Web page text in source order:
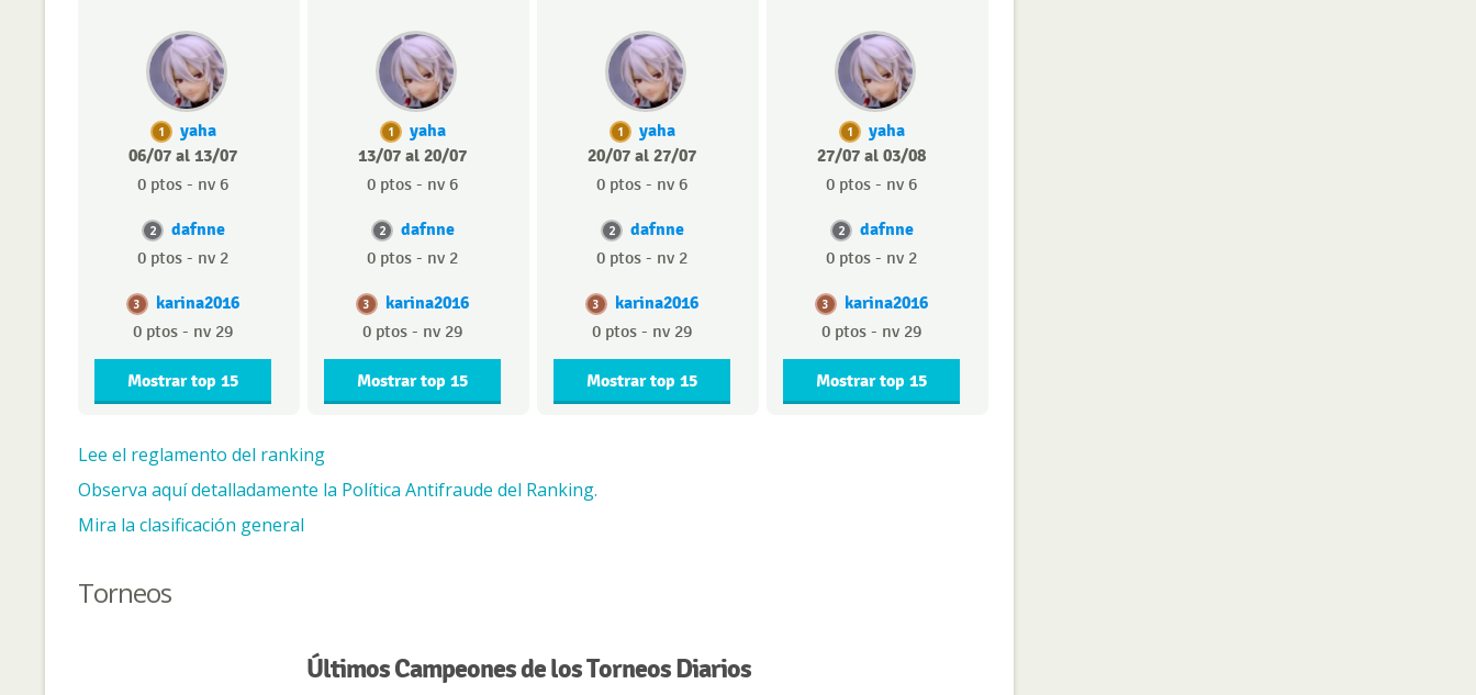
1
yaha
06/07 al 13/07
0 ptos - nv 6
2 dafnne
0 ptos - nv 2
3 karina2016
0 ptos - nv 29
Mostrar top 15
1
yaha
13/07 al 20/07
0 ptos - nv 6
2 dafnne
0 ptos - nv 2
3 karina2016
0 ptos - nv 29
Mostrar top 15
1
yaha
20/07 al 27/07
0 ptos - nv 6
2 dafnne
0 ptos - nv 2
3 karina2016
0 ptos - nv 29
Mostrar top 15
1
yaha
27/07 al 03/08
0 ptos - nv 6
2 dafnne
0 ptos - nv 2
3 karina2016
0 ptos - nv 29
Mostrar top 15
Lee el reglamento del ranking
Observa aquí detalladamente la Política Antifraude del Ranking.
Mira la clasificación general
Torneos
Últimos Campeones de los Torneos Diarios